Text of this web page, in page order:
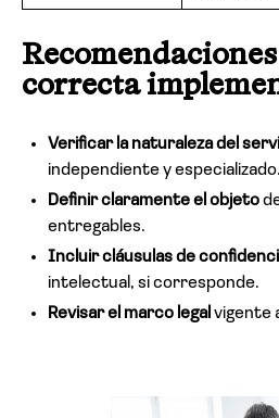
correcta
Verificar la naturaleza del
independiente y especializado.
Definir claramente el objeto
entregables.
Incluir cláusulas de
intelectual, si corresponde.
Revisar el marco legal vigente